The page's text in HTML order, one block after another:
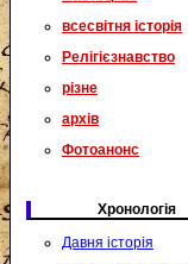
всесвітня історія
Релігієзнавство
різне
архів
Фотоанонс
Хронологія
Давня історія